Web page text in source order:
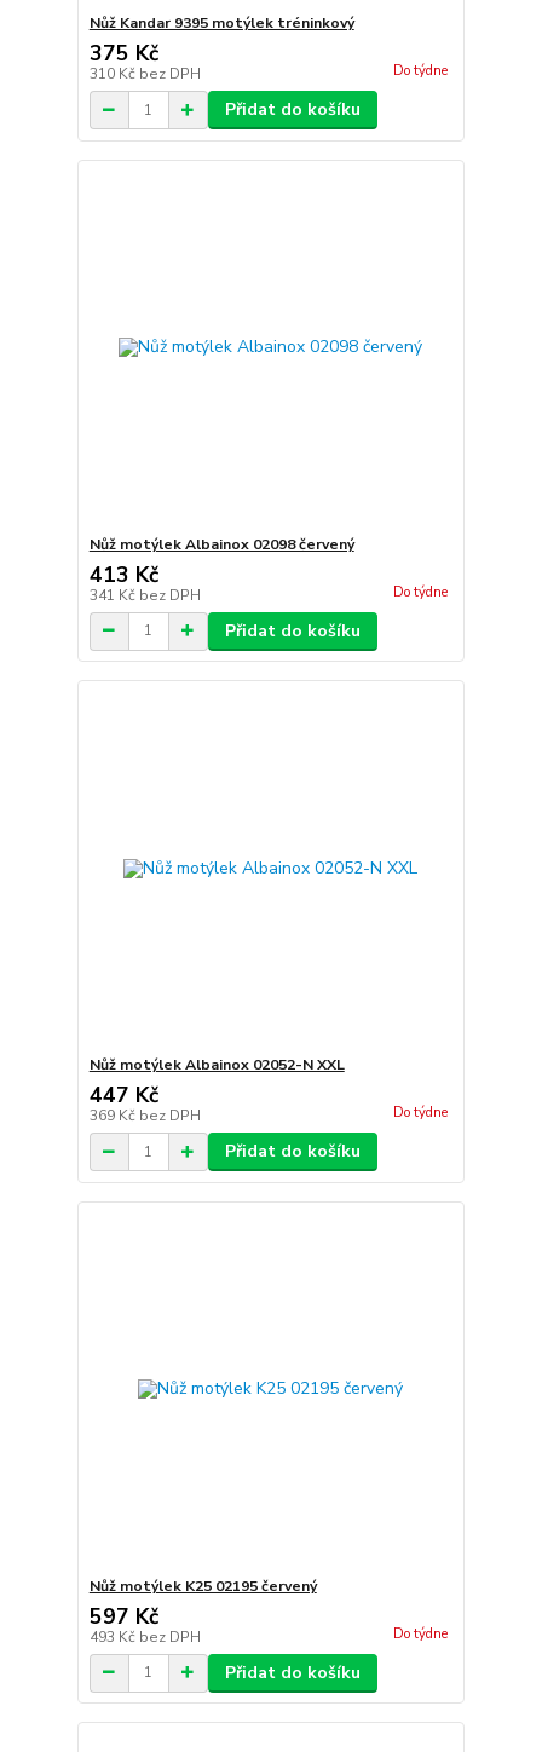
Nůž Kandar 9395 motýlek tréninkový
375 Kč
310 Kč bez DPH Do týdne
Přidat do košíku
Nůž motýlek Albainox 02098 červený
413 Kč
341 Kč bez DPH Do týdne
Přidat do košíku
Nůž motýlek Albainox 02052-N XXL
447 Kč
369 Kč bez DPH Do týdne
Přidat do košíku
Nůž motýlek K25 02195 červený
597 Kč
493 Kč bez DPH Do týdne
Přidat do košíku